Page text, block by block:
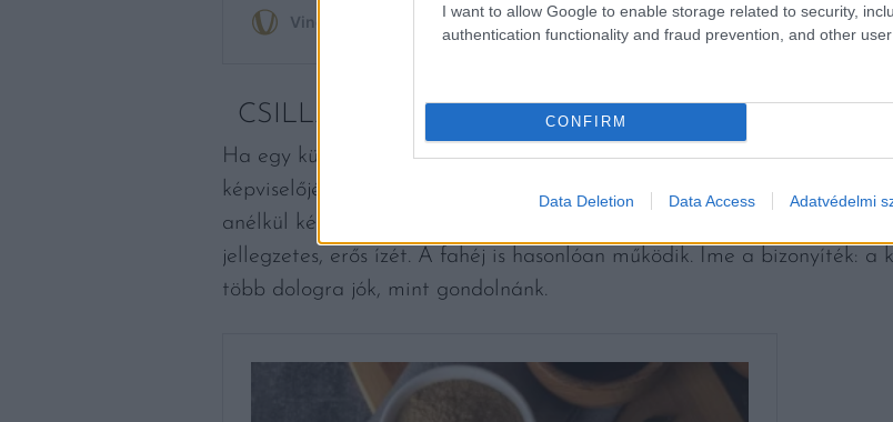
I want to allow Google to enable storage related to security,
authentication functionality and fraud prevention, and other user
CONFIRM
Data Deletion Data Access Adatvédelmi
CSILLAGÁNIZS, FAHÉJ
Ha egy különleges chilisbabot szeretnénk készíteni, fogadjuk meg a
képviselőjének, Heston Blumenthal séfnek a tippjét, és adjunk egy kis
anélkül képes a hagymából, a fokhagymából és a húsból kihozni az
jellegzetes, erős ízét. A fahéj is hasonlóan működik. Íme a bizonyíték: a
több dologra jók, mint gondolnánk.